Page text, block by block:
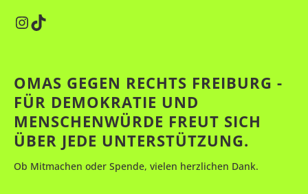
Instagram
TikTok
OMAS GEGEN RECHTS FREIBURG -
FÜR DEMOKRATIE UND
MENSCHENWÜRDE FREUT SICH
ÜBER JEDE UNTERSTÜTZUNG.
Ob Mitmachen oder Spende, vielen herzlichen Dank.